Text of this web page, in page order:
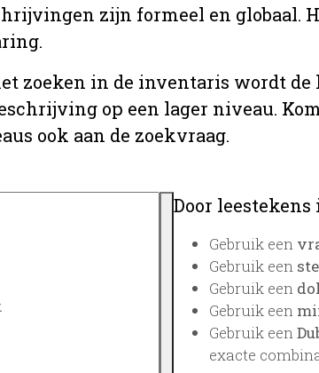
zijn formeel en globaal.
zoeken in de inventaris wordt
op een lager niveau.
ook aan de zoekvraag.
Door
Gebruik een
Gebruik een
Gebruik een
Gebruik een
Gebruik een
exacte